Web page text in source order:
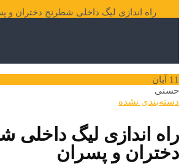
راه اندازی لیگ داخلی شطرنج دختران و
11
آبان
حسنی
دسته‌بندی نشده
راه اندازی لیگ داخلی
دختران و پسران